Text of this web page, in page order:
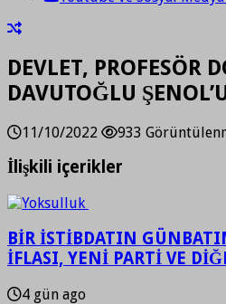
DEVLET, PROFESÖR
DAVUTOĞLU
11/10/2022 933
İlişkili içerikler
BİR İSTİBDATIN
İFLASI, YENİ PARTİ VE
4 gün ago